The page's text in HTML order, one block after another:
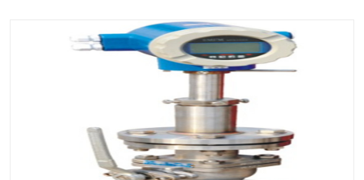
流量传感器
液氮液位计
液位计传感器定制
液氨液位计 物位计